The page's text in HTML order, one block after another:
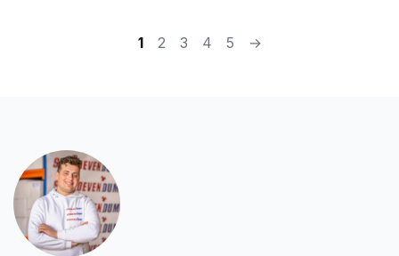
1 2 3 4 5 →